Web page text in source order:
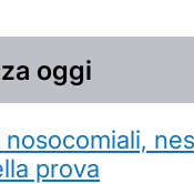
oggi
prova